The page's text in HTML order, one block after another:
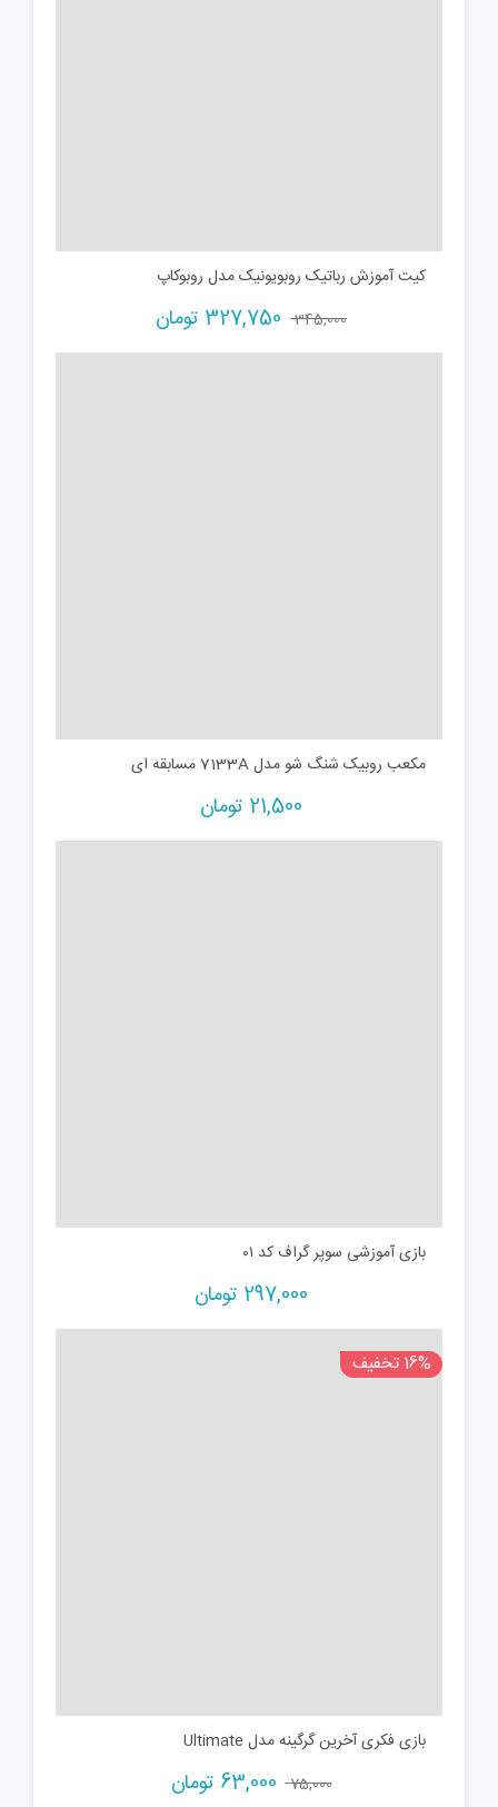
کیت آموزش رباتیک روبویونیک مدل روبوکاپ
345,000
Original
327,750 تومان
مکعب روبیک شنگ شو مدل 7133A مسابقه ای
21,500 تومان
بازی آموزشی سوپر گراف کد ۰۱
297,000 تومان
16% تخفیف
بازی فکری آخرین گرگینه مدل Ultimate
75,000
Original
63,000 تومان